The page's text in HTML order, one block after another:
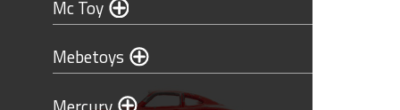
Mc Toy
Mebetoys